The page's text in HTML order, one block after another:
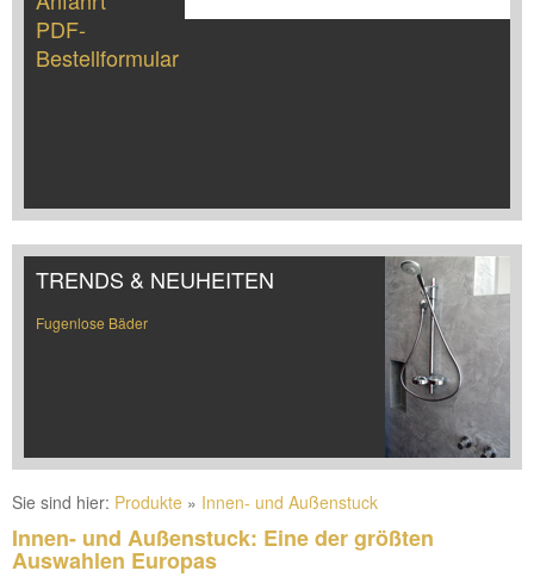
PDF-
Bestellformular
TRENDS & NEUHEITEN
Fugenlose Bäder
Sie sind hier: Produkte » Innen- und Außenstuck
Innen- und Außenstuck: Eine der größten
Auswahlen Europas